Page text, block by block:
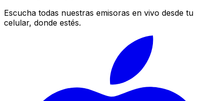
Escucha todas nuestras emisoras en vivo desde tu
celular, donde estés.